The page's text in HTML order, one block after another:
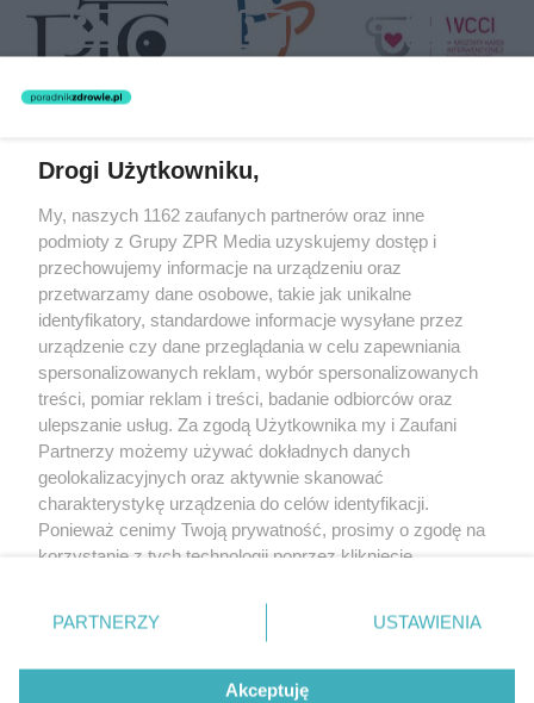
rozpowszechniany lub dalej rozpowszechniany w jakikolwiek sposób
(w tym także elektroniczny lub mechaniczny) na jakimkolwiek polu
eksploatacji w jakiejkolwiek formie, włącznie z umieszczaniem w
Internecie bez pisemnej zgody właściciela praw. Jakiekolwiek użycie
lub wykorzystanie utworów w całości lub w części z naruszeniem
prawa, tzn. bez właściwej zgody, jest zabronione pod groźbą kary i
może być ścigane prawnie.
O nas
Informacje prawne
Nasze serwisy
Drogi Użytkowniku,
My, naszych 1162 zaufanych partnerów oraz inne
podmioty z Grupy ZPR Media uzyskujemy dostęp i
przechowujemy informacje na urządzeniu oraz
przetwarzamy dane osobowe, takie jak unikalne
identyfikatory, standardowe informacje wysyłane przez
urządzenie czy dane przeglądania w celu zapewniania
spersonalizowanych reklam, wybór spersonalizowanych
treści, pomiar reklam i treści, badanie odbiorców oraz
ulepszanie usług. Za zgodą Użytkownika my i Zaufani
Partnerzy możemy używać dokładnych danych
geolokalizacyjnych oraz aktywnie skanować
charakterystykę urządzenia do celów identyfikacji.
Ponieważ cenimy Twoją prywatność, prosimy o zgodę na
korzystanie z tych technologii poprzez kliknięcie
zmienić/wycofać klikając przycisk ustawień prywatności
znajdujący się w lewym dolnym rogu strony
rodzaje przetwarzania danych nie wymagają zgody
użytkownika, ale masz prawo sprzeciwić się takiemu
PARTNERZY USTAWIENIA
Akceptuję